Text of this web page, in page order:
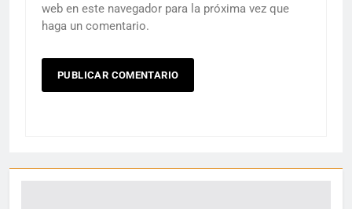
web en este navegador para la próxima vez que
haga un comentario.